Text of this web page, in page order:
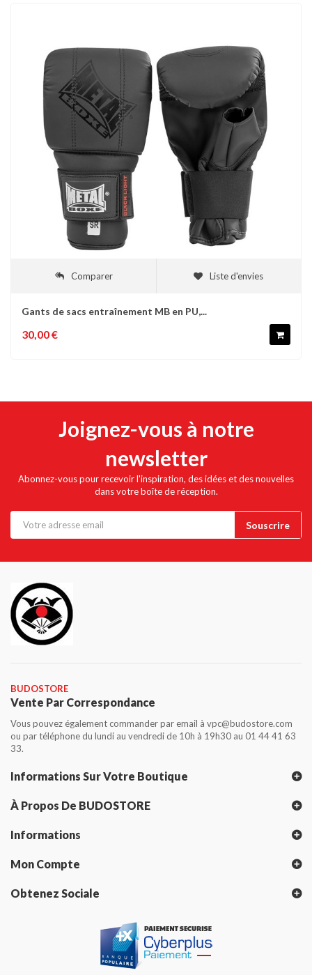
Comparer Liste d'envies
Gants de sacs entraînement MB en PU,...
30,00 €
Joignez-vous à notre
newsletter
Abonnez-vous pour recevoir l'inspiration, des idées et des nouvelles
dans votre boîte de réception.
BUDOSTORE
Vente Par Correspondance
Vous pouvez également commander par email à vpc@budostore.com
ou par téléphone du lundi au vendredi de 10h à 19h30 au 01 44 41 63
33.
Informations Sur Votre Boutique
À Propos De BUDOSTORE
Informations
Mon Compte
Obtenez Sociale